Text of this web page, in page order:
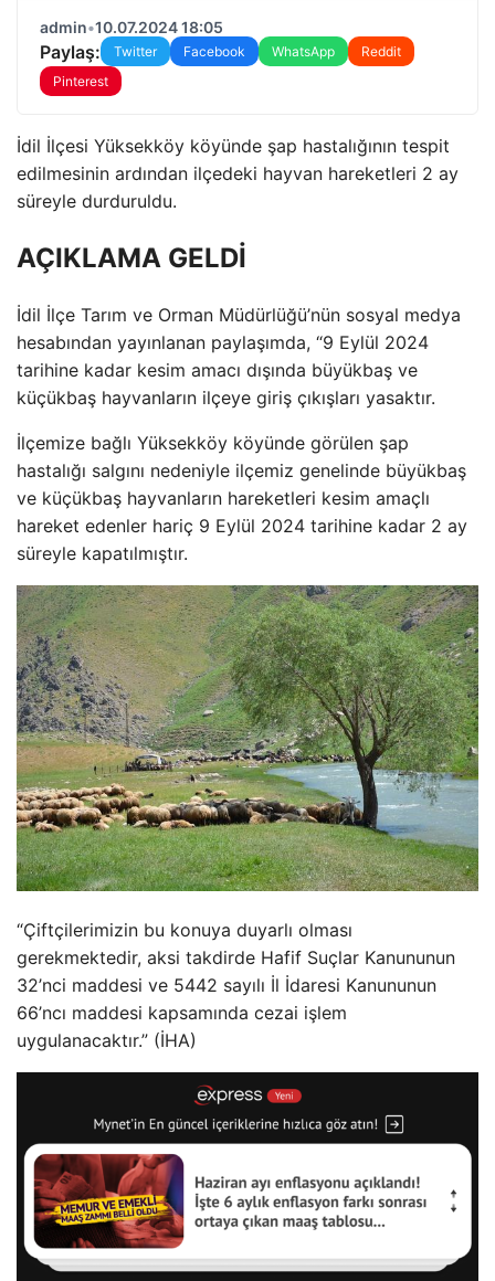
admin•10.07.2024 18:05
Paylaş: Twitter Facebook WhatsApp
Reddit
Pinterest
İdil İlçesi Yüksekköy köyünde şap hastalığının tespit
edilmesinin ardından ilçedeki hayvan hareketleri 2 ay
süreyle durduruldu.
AÇIKLAMA GELDİ
İdil İlçe Tarım ve Orman Müdürlüğü’nün sosyal medya
hesabından yayınlanan paylaşımda, “9 Eylül 2024
tarihine kadar kesim amacı dışında büyükbaş ve
küçükbaş hayvanların ilçeye giriş çıkışları yasaktır.
İlçemize bağlı Yüksekköy köyünde görülen şap
hastalığı salgını nedeniyle ilçemiz genelinde büyükbaş
ve küçükbaş hayvanların hareketleri kesim amaçlı
hareket edenler hariç 9 Eylül 2024 tarihine kadar 2 ay
süreyle kapatılmıştır.
“Çiftçilerimizin bu konuya duyarlı olması
gerekmektedir, aksi takdirde Hafif Suçlar Kanununun
32’nci maddesi ve 5442 sayılı İl İdaresi Kanununun
66’ncı maddesi kapsamında cezai işlem
uygulanacaktır.” (İHA)